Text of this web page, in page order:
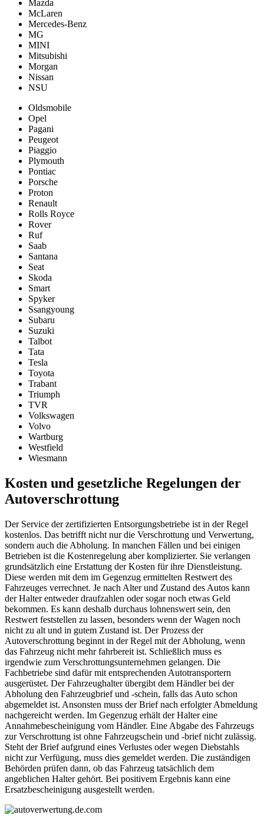
Mazda
McLaren
Mercedes-Benz
MG
MINI
Mitsubishi
Morgan
Nissan
NSU
Oldsmobile
Opel
Pagani
Peugeot
Piaggio
Plymouth
Pontiac
Porsche
Proton
Renault
Rolls Royce
Rover
Ruf
Saab
Santana
Seat
Skoda
Smart
Spyker
Ssangyoung
Subaru
Suzuki
Talbot
Tata
Tesla
Toyota
Trabant
Triumph
TVR
Volkswagen
Volvo
Wartburg
Westfield
Wiesmann
Kosten und gesetzliche Regelungen der
Autoverschrottung
Der Service der zertifizierten Entsorgungsbetriebe ist in der Regel
kostenlos. Das betrifft nicht nur die Verschrottung und Verwertung,
sondern auch die Abholung. In manchen Fällen und bei einigen
Betrieben ist die Kostenregelung aber komplizierter. Sie verlangen
grundsätzlich eine Erstattung der Kosten für ihre Dienstleistung.
Diese werden mit dem im Gegenzug ermittelten Restwert des
Fahrzeuges verrechnet. Je nach Alter und Zustand des Autos kann
der Halter entweder draufzahlen oder sogar noch etwas Geld
bekommen. Es kann deshalb durchaus lohnenswert sein, den
Restwert feststellen zu lassen, besonders wenn der Wagen noch
nicht zu alt und in gutem Zustand ist. Der Prozess der
Autoverschrottung beginnt in der Regel mit der Abholung, wenn
das Fahrzeug nicht mehr fahrbereit ist. Schließlich muss es
irgendwie zum Verschrottungsunternehmen gelangen. Die
Fachbetriebe sind dafür mit entsprechenden Autotransportern
ausgerüstet. Der Fahrzeughalter übergibt dem Händler bei der
Abholung den Fahrzeugbrief und -schein, falls das Auto schon
abgemeldet ist. Ansonsten muss der Brief nach erfolgter Abmeldung
nachgereicht werden. Im Gegenzug erhält der Halter eine
Annahmebescheinigung vom Händler. Eine Abgabe des Fahrzeugs
zur Verschrottung ist ohne Fahrzeugschein und -brief nicht zulässig.
Steht der Brief aufgrund eines Verlustes oder wegen Diebstahls
nicht zur Verfügung, muss dies gemeldet werden. Die zuständigen
Behörden prüfen dann, ob das Fahrzeug tatsächlich dem
angeblichen Halter gehört. Bei positivem Ergebnis kann eine
Ersatzbescheinigung ausgestellt werden.